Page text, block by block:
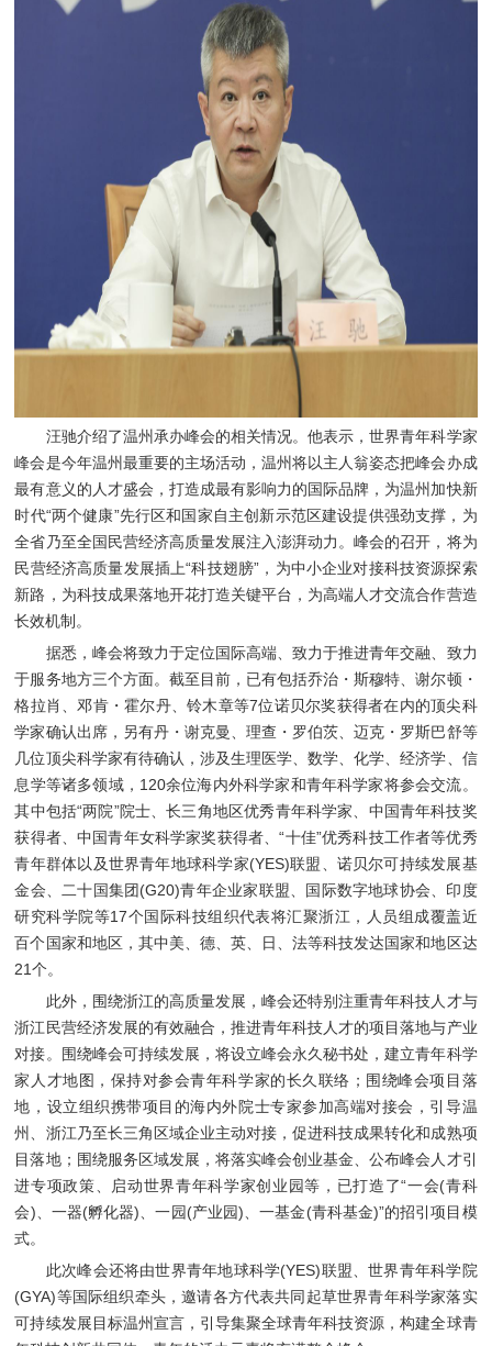
汪驰介绍了温州承办峰会的相关情况。他表示，世界青年科学家
峰会是今年温州最重要的主场活动，温州将以主人翁姿态把峰会办成
最有意义的人才盛会，打造成最有影响力的国际品牌，为温州加快新
时代“两个健康”先行区和国家自主创新示范区建设提供强劲支撑，为
全省乃至全国民营经济高质量发展注入澎湃动力。峰会的召开，将为
民营经济高质量发展插上“科技翅膀”，为中小企业对接科技资源探索
新路，为科技成果落地开花打造关键平台，为高端人才交流合作营造
长效机制。
据悉，峰会将致力于定位国际高端、致力于推进青年交融、致力
于服务地方三个方面。截至目前，已有包括乔治・斯穆特、谢尔顿・
格拉肖、邓肯・霍尔丹、铃木章等7位诺贝尔奖获得者在内的顶尖科
学家确认出席，另有丹・谢克曼、理查・罗伯茨、迈克・罗斯巴舒等
几位顶尖科学家有待确认，涉及生理医学、数学、化学、经济学、信
息学等诸多领域，120余位海内外科学家和青年科学家将参会交流。
其中包括“两院”院士、长三角地区优秀青年科学家、中国青年科技奖
获得者、中国青年女科学家奖获得者、“十佳”优秀科技工作者等优秀
青年群体以及世界青年地球科学家(YES)联盟、诺贝尔可持续发展基
金会、二十国集团(G20)青年企业家联盟、国际数字地球协会、印度
研究科学院等17个国际科技组织代表将汇聚浙江，人员组成覆盖近
百个国家和地区，其中美、德、英、日、法等科技发达国家和地区达
21个。
此外，围绕浙江的高质量发展，峰会还特别注重青年科技人才与
浙江民营经济发展的有效融合，推进青年科技人才的项目落地与产业
对接。围绕峰会可持续发展，将设立峰会永久秘书处，建立青年科学
家人才地图，保持对参会青年科学家的长久联络；围绕峰会项目落
地，设立组织携带项目的海内外院士专家参加高端对接会，引导温
州、浙江乃至长三角区域企业主动对接，促进科技成果转化和成熟项
目落地；围绕服务区域发展，将落实峰会创业基金、公布峰会人才引
进专项政策、启动世界青年科学家创业园等，已打造了“一会(青科
会)、一器(孵化器)、一园(产业园)、一基金(青科基金)”的招引项目模
式。
此次峰会还将由世界青年地球科学(YES)联盟、世界青年科学院
(GYA)等国际组织牵头，邀请各方代表共同起草世界青年科学家落实
可持续发展目标温州宣言，引导集聚全球青年科技资源，构建全球青